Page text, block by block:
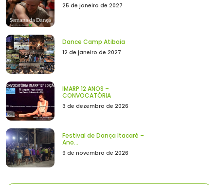
25 de janeiro de 2027
Dance Camp Atibaia
12 de janeiro de 2027
IMARP 12 ANOS –
CONVOCATÓRIA
3 de dezembro de 2026
Festival de Dança Itacaré –
Ano...
9 de novembro de 2026